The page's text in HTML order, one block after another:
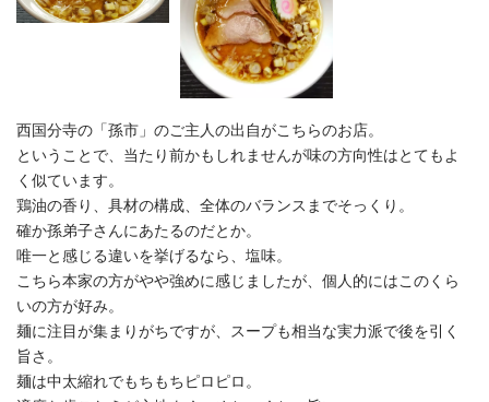
西国分寺の「孫市」のご主人の出自がこちらのお店。
ということで、当たり前かもしれませんが味の方向性はとてもよ
く似ています。
鶏油の香り、具材の構成、全体のバランスまでそっくり。
確か孫弟子さんにあたるのだとか。
唯一と感じる違いを挙げるなら、塩味。
こちら本家の方がやや強めに感じましたが、個人的にはこのくら
いの方が好み。
麺に注目が集まりがちですが、スープも相当な実力派で後を引く
旨さ。
麺は中太縮れでもちもちピロピロ。